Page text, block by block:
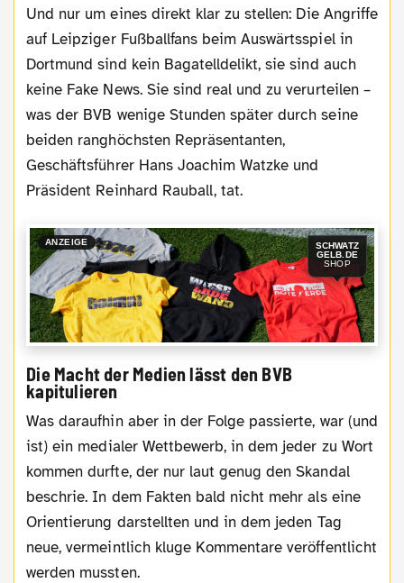
Und nur um eines direkt klar zu stellen: Die Angriffe
auf Leipziger Fußballfans beim Auswärtsspiel in
Dortmund sind kein Bagatelldelikt, sie sind auch
keine Fake News. Sie sind real und zu verurteilen –
was der BVB wenige Stunden später durch seine
beiden ranghöchsten Repräsentanten,
Geschäftsführer Hans Joachim Watzke und
Präsident Reinhard Rauball, tat.
ANZEIGE
SCHWATZ
GELB.DE
SHOP
Die Macht der Medien lässt den BVB
kapitulieren
Was daraufhin aber in der Folge passierte, war (und
ist) ein medialer Wettbewerb, in dem jeder zu Wort
kommen durfte, der nur laut genug den Skandal
beschrie. In dem Fakten bald nicht mehr als eine
Orientierung darstellten und in dem jeden Tag
neue, vermeintlich kluge Kommentare veröffentlicht
werden mussten.